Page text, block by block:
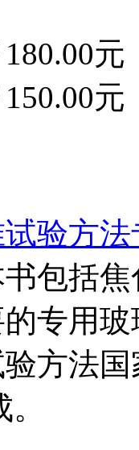
180.00元
150.00元
验方
包括
专用
方法